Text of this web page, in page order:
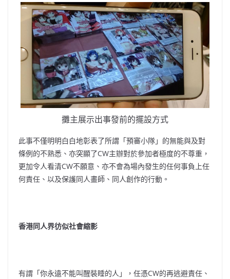
攤主展示出事發前的擺設方式
此事不僅明明白白地彰表了所謂「預審小隊」的無能與及對
條例的不熟悉、亦突顯了CW主辦對於參加者極度的不尊重，
更加令人看清CW不願意、亦不會為場內發生的任何事負上任
何責任、以及保護同人畫師、同人創作的行動。
香港同人界彷似社會縮影
有謂「你永遠不能叫醒裝睡的人」，任憑CW的再逃避責任、